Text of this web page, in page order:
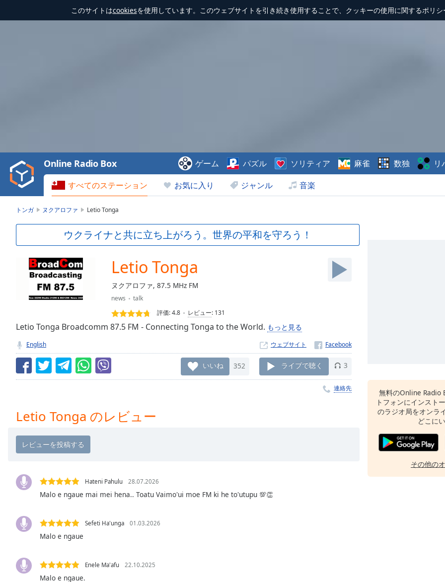
このサイトはcookiesを使用しています。このウェブサイトを引き続き使用することで、クッキーの使用に関するポリシ
Video
Play
Backward
Skip
Mute
Current
Duration-:-
:
Seek to
currently
behind
LIVE
Remaining
Time-
Playback
Chapters
Descriptions
off
selected
subtitles
settings,
すべてのステーション お気に入り ジャンル 音楽
Online Radio Box ゲーム パズル ソリティア 麻雀 数独 リ
トンガ ヌクアロファ Letio Tonga
ウクライナと共に立ち上がろう。世界の平和を守ろう！
Letio Tonga
ヌクアロファ, 87.5 MHz FM
news
talk
評価:4.8 レビュー: 131
Letio Tonga Broadcomm 87.5 FM - Connecting Tonga to the World. もっと見る
English ウェブサイト
いいね 352 ライブで聴く 3
連絡先
Letio Tonga のレビュー
Hateni Pahulu 28.07.2026
Malo e ngaue mai mei hena.. Toatu Vaimo'ui moe FM ki he to'utupu 💯👏
Sefeti Ha'unga 01.03.2026
Malo e ngaue
Enele Ma'afu 22.10.2025
Malo e ngaue.
無料のOnline Radio
トフォンにインスト
のラジオ局をオンラ
どこに
その他の